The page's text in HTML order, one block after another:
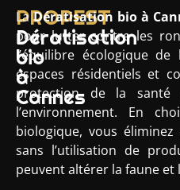
PROPEST
Dératisation
bio
à
Cannes
La Dératisation bio à
pour lutter contre les
l’équilibre écologique
espaces résidentiels et
protection de la
l’environnement. En
biologique, vous
sans l’utilisation de
peuvent altérer la faune et